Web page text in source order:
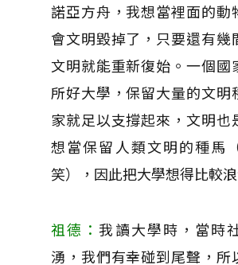
諾亞方舟，我想當裡面的動
會文明毀掉了，只要還有幾
文明就能重新復始。一個國
所好大學，保留大量的文明
家就足以支撐起來，文明也
想當保留人類文明的種馬
笑），因此把大學想得比較浪
祖德：我讀大學時，當時
湧，我們有幸碰到尾聲，所